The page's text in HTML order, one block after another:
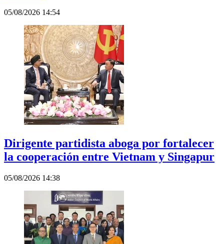
05/08/2026 14:54
Dirigente partidista aboga por fortalecer
la cooperación entre Vietnam y Singapur
05/08/2026 14:38